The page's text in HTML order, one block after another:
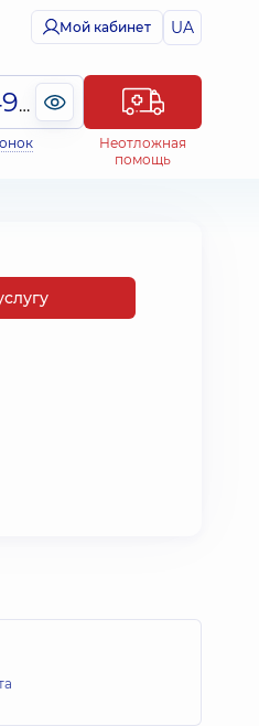
Мой кабинет UA
(044) 495-2-888
Неотложная
помощь